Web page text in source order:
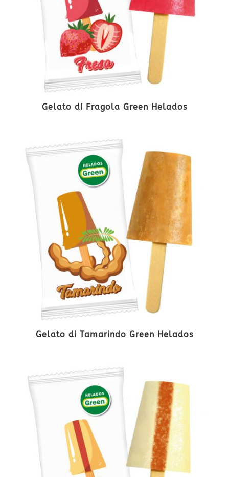
Gelato di Fragola Green Helados
Gelato di Tamarindo Green Helados